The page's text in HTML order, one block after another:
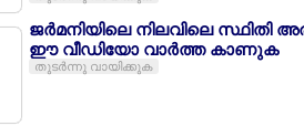
ജര്‍മനിയിലെ നിലവിലെ സ്ഥിതി
ഈ വീഡിയോ വാര്‍ത്ത കാണുക
തുടര്‍ന്നു വായിക്കുക